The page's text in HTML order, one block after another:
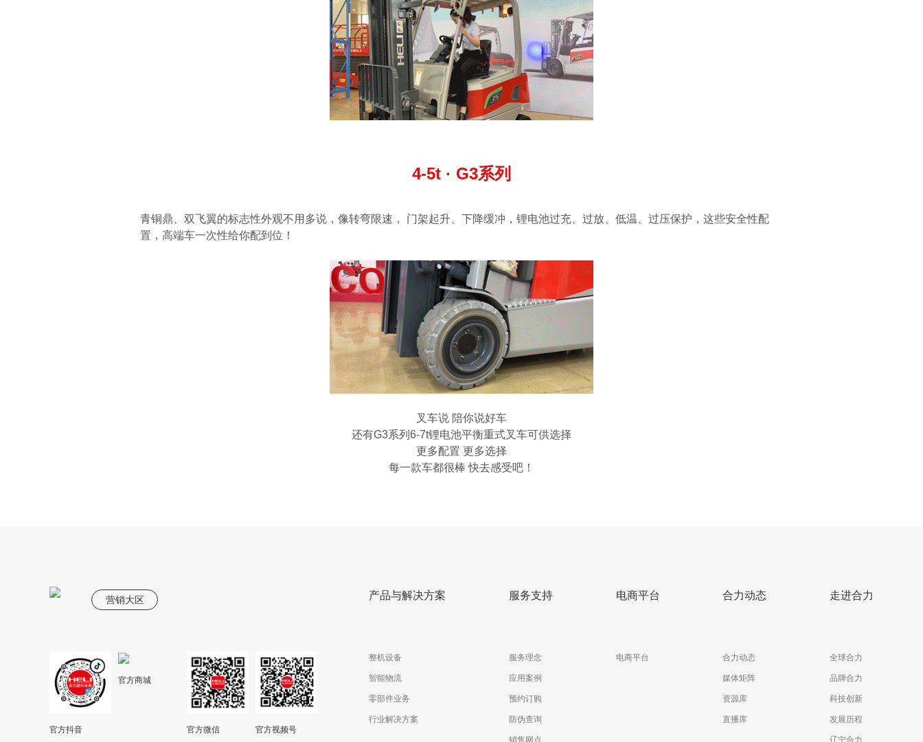
4-5t · G3系列
青铜鼎、双飞翼的标志性外观不用多说，像转弯限速， 门架起升、下降缓冲，锂电池过充、过放、低温、过压保护，这些安全性配
置，高端车一次性给你配到位！
叉车说 陪你说好车
还有G3系列6-7t锂电池平衡重式叉车可供选择
更多配置 更多选择
每一款车都很棒 快去感受吧！
营销大区
官方抖音
官方商城
官方微信 官方视频号
产品与解决方案
整机设备
智能物流
零部件业务
行业解决方案
服务支持
服务理念
应用案例
预约订购
防伪查询
销售网点
电商平台
电商平台
合力动态
合力动态
媒体矩阵
资源库
直播库
走进合力
全球合力
品牌合力
科技创新
发展历程
辽宁合力